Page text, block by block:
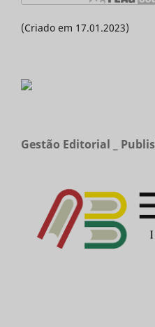
(Criado em 17.01.2023)
Gestão Editorial _